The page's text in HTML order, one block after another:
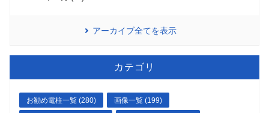
アーカイブ全てを表示
カテゴリ
お勧め電柱一覧 (280) 画像一覧 (199)